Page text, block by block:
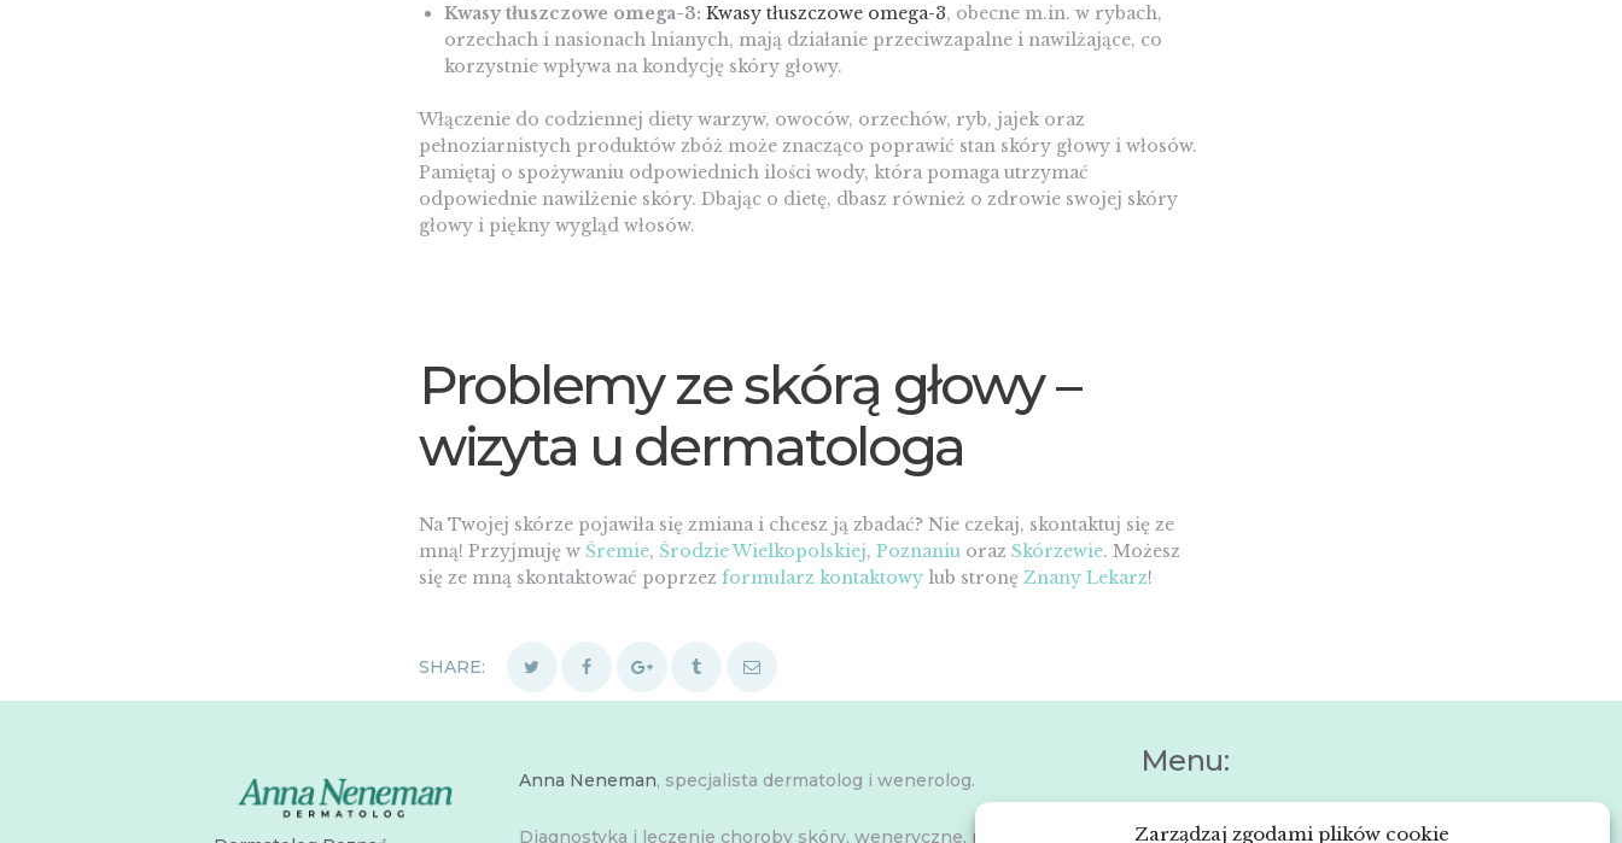
Zarządzaj zgodami plików cookie
Kwasy tłuszczowe omega-3: Kwasy tłuszczowe omega-3, obecne m.in. w rybach,
orzechach i nasionach lnianych, mają działanie przeciwzapalne i nawilżające, co
korzystnie wpływa na kondycję skóry głowy.
Włączenie do codziennej diety warzyw, owoców, orzechów, ryb, jajek oraz
pełnoziarnistych produktów zbóż może znacząco poprawić stan skóry głowy i włosów.
Pamiętaj o spożywaniu odpowiednich ilości wody, która pomaga utrzymać
odpowiednie nawilżenie skóry. Dbając o dietę, dbasz również o zdrowie swojej skóry
głowy i piękny wygląd włosów.
Problemy ze skórą głowy –
wizyta u dermatologa
Na Twojej skórze pojawiła się zmiana i chcesz ją zbadać? Nie czekaj, skontaktuj się ze
mną! Przyjmuję w Śremie, Środzie Wielkopolskiej, Poznaniu oraz Skórzewie. Możesz
się ze mną skontaktować poprzez formularz kontaktowy lub stronę Znany Lekarz!
SHARE:
Anna Neneman, specjalista dermatolog i wenerolog.
Diagnostyka i leczenie choroby skóry, weneryczne, przenoszone
Menu:
Strona główna